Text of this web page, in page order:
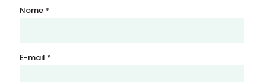
Nome *
E-mail *